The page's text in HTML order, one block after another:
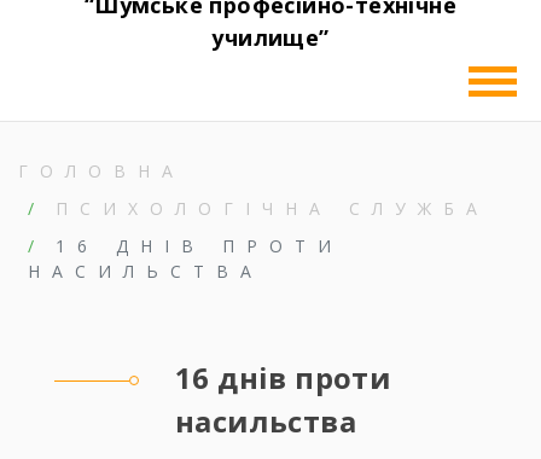
училище”
ГОЛОВНА
ПСИХОЛОГІЧНА СЛУЖБА
16 ДНІВ ПРОТИ
НАСИЛЬСТВА
16 днів проти
насильства